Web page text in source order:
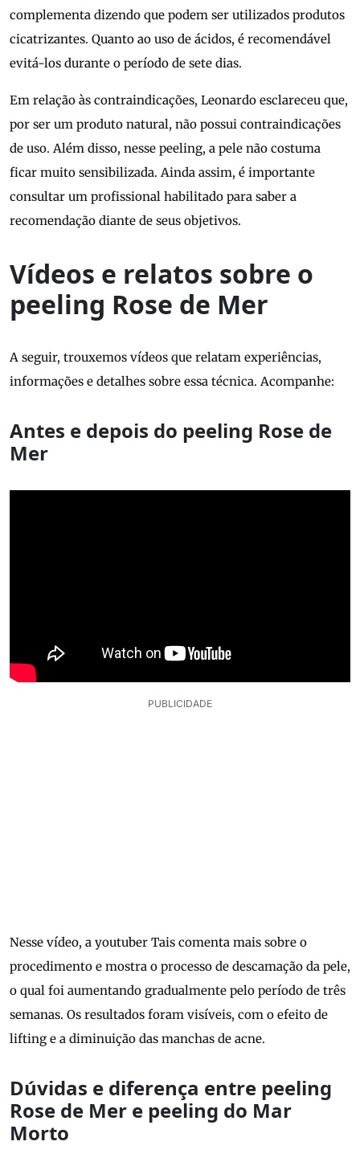
complementa dizendo que podem ser utilizados produtos
cicatrizantes. Quanto ao uso de ácidos, é recomendável
evitá-los durante o período de sete dias.
Em relação às contraindicações, Leonardo esclareceu que,
por ser um produto natural, não possui contraindicações
de uso. Além disso, nesse peeling, a pele não costuma
ficar muito sensibilizada. Ainda assim, é importante
consultar um profissional habilitado para saber a
recomendação diante de seus objetivos.
Vídeos e relatos sobre o
peeling Rose de Mer
A seguir, trouxemos vídeos que relatam experiências,
informações e detalhes sobre essa técnica. Acompanhe:
Antes e depois do peeling Rose de
Mer
PUBLICIDADE
Nesse vídeo, a youtuber Tais comenta mais sobre o
procedimento e mostra o processo de descamação da pele,
o qual foi aumentando gradualmente pelo período de três
semanas. Os resultados foram visíveis, com o efeito de
lifting e a diminuição das manchas de acne.
Dúvidas e diferença entre peeling
Rose de Mer e peeling do Mar
Morto